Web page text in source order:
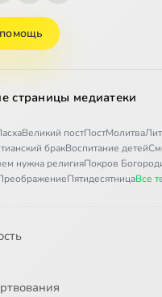
страницы медиатеки
Великий постПостМолитва
бракВоспитание детей
нужна религияПокров
ПятидесятницаВсе